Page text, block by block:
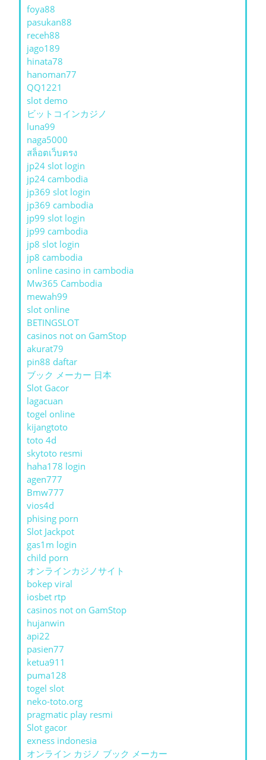
foya88
pasukan88
receh88
jago189
hinata78
hanoman77
QQ1221
slot demo
ビットコインカジノ
luna99
naga5000
สล็อตเว็บตรง
jp24 slot login
jp24 cambodia
jp369 slot login
jp369 cambodia
jp99 slot login
jp99 cambodia
jp8 slot login
jp8 cambodia
online casino in cambodia
Mw365 Cambodia
mewah99
slot online
BETINGSLOT
casinos not on GamStop
akurat79
pin88 daftar
ブック メーカー 日本
Slot Gacor
lagacuan
togel online
kijangtoto
toto 4d
skytoto resmi
haha178 login
agen777
Bmw777
vios4d
phising porn
Slot Jackpot
gas1m login
child porn
オンラインカジノサイト
bokep viral
iosbet rtp
casinos not on GamStop
hujanwin
api22
pasien77
ketua911
puma128
togel slot
neko-toto.org
pragmatic play resmi
Slot gacor
exness indonesia
オンライン カジノ ブック メーカー